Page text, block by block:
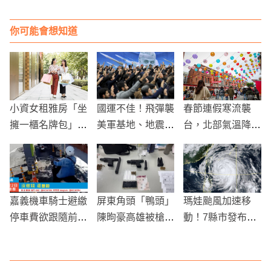
你可能會想知道
小資女租雅房「坐
擁一櫃名牌包」
笑省錢買房族：多
笨！
國運不佳！飛彈襲
美軍基地、地震、
墜機同天發生
春節連假寒流襲
台，北部氣溫降至
8度，記得加衣保
暖！
嘉義機車騎士避繳
停車費欲跟隨前車
屏東角頭「鴨頭」
陳昫豪高雄被槍
瑪娃颱風加速移
動！7縣市發布豪